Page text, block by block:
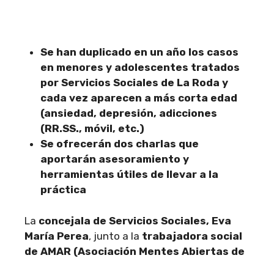
Se han duplicado en un año los casos
en menores y adolescentes tratados
por Servicios Sociales de La Roda y
cada vez aparecen a más corta edad
(ansiedad, depresión, adicciones
(RR.SS., móvil, etc.)
Se ofrecerán dos charlas que
aportarán asesoramiento y
herramientas útiles de llevar a la
práctica
La concejala de Servicios Sociales, Eva
María Perea, junto a la trabajadora social
de AMAR (Asociación Mentes Abiertas de